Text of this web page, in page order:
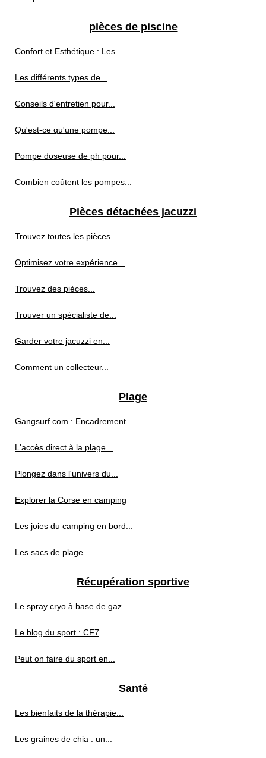
pièces de piscine
Confort et Esthétique : Les...
Les différents types de...
Conseils d'entretien pour...
Qu'est-ce qu'une pompe...
Pompe doseuse de ph pour...
Combien coûtent les pompes...
Pièces détachées jacuzzi
Trouvez toutes les pièces...
Optimisez votre expérience...
Trouvez des pièces...
Trouver un spécialiste de...
Garder votre jacuzzi en...
Comment un collecteur...
Plage
Gangsurf.com : Encadrement...
L'accès direct à la plage...
Plongez dans l'univers du...
Explorer la Corse en camping
Les joies du camping en bord...
Les sacs de plage...
Récupération sportive
Le spray cryo à base de gaz...
Le blog du sport : CF7
Peut on faire du sport en...
Santé
Les bienfaits de la thérapie...
Les graines de chia : un...